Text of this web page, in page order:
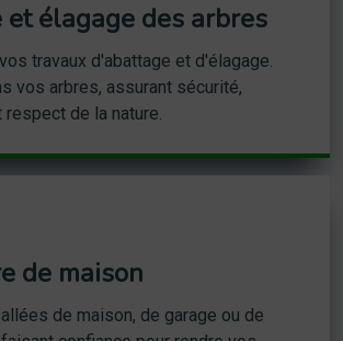
élagage des arbres
travaux d'abattage et d'élagage.
vos arbres, assurant sécurité,
de la nature.
de maison
de maison, de garage ou de